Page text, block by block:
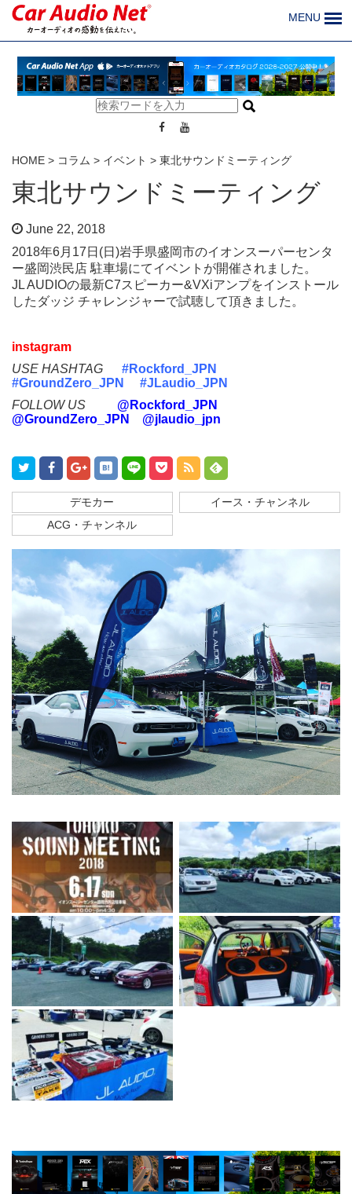
MENU
HOME > コラム > イベント > 東北サウンドミーティング
東北サウンドミーティング
June 22, 2018
2018年6月17日(日)岩手県盛岡市のイオンスーパーセンタ
ー盛岡渋民店 駐車場にてイベントが開催されました。
JL AUDIOの最新C7スピーカー&VXiアンプをインストール
したダッジ チャレンジャーで試聴して頂きました。
instagram
USE HASHTAG
#Rockford_JPN
#GroundZero_JPN
#JLaudio_JPN
FOLLOW US
@Rockford_JPN
@GroundZero_JPN
@jlaudio_jpn
デモカー
イース・チャンネル
ACG・チャンネル